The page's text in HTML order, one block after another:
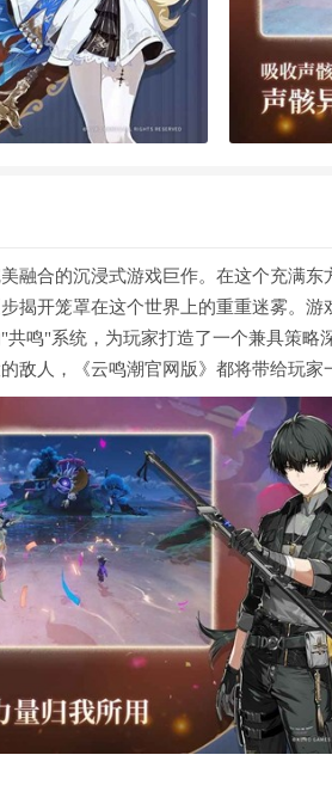
融合的沉浸式游戏巨作。在这个充满
揭开笼罩在这个世界上的重重迷雾。
鸣"系统，为玩家打造了一个兼具策略
敌人，《云鸣潮官网版》都将带给玩家